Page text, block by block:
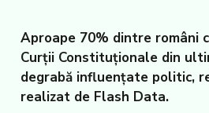
Aproape 70% dintre români
Curții Constituționale din
degrabă influențate politic,
realizat de Flash Data.